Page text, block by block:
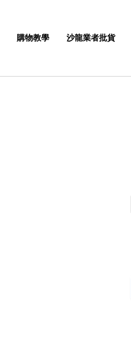
購物教學 沙龍業者批貨